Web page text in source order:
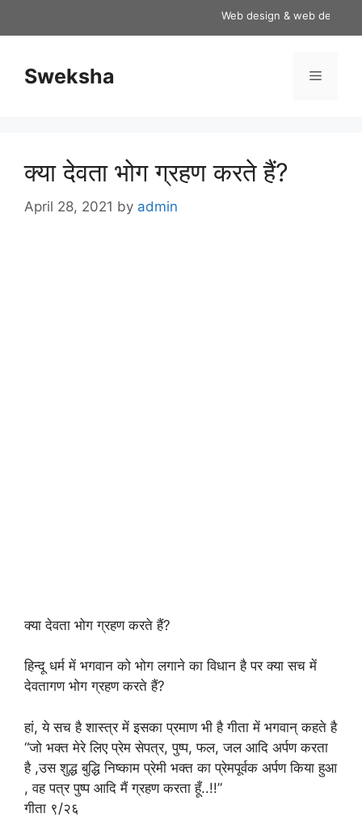
Web design & web
Sweksha Menu
क्या देवता भोग ग्रहण करते हैं?
April 28, 2021 by admin
क्या देवता भोग ग्रहण करते हैं?
हिन्दू धर्म में भगवान को भोग लगाने का विधान है पर क्या सच में
देवतागण भोग ग्रहण करते हैं?
हां, ये सच है शास्त्र में इसका प्रमाण भी है गीता में भगवान् कहते है
“जो भक्त मेरे लिए प्रेम सेपत्र, पुष्प, फल, जल आदि अर्पण करता
है ,उस शुद्ध बुद्धि निष्काम प्रेमी भक्त का प्रेमपूर्वक अर्पण किया हुआ
, वह पत्र पुष्प आदि मैं ग्रहण करता हूँ..!!”
गीता ९/२६